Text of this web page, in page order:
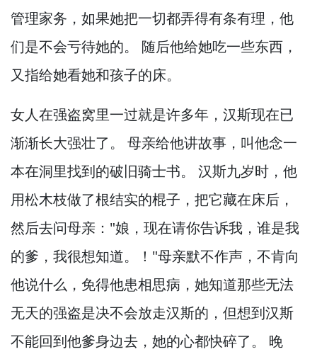
管理家务， 如果她把一切都弄得有条有理， 他
们是不会亏待她的。
随后他给她吃一些东西，
又指给她看她和孩子的床。
女人在强盗窝里一过就是许多年， 汉斯现在已
渐渐长大强壮了。
母亲给他讲故事， 叫他念一
本在洞里找到的破旧骑士书。
汉斯九岁时， 他
用松木枝做了根结实的棍子， 把它藏在床后，
然后去问母亲："娘， 现在请你告诉我， 谁是我
的爹， 我很想知道。 ！"母亲默不作声， 不肯向
他说什么， 免得他患相思病， 她知道那些无法
无天的强盗是决不会放走汉斯的， 但想到汉斯
不能回到他爹身边去， 她的心都快碎了。
晚